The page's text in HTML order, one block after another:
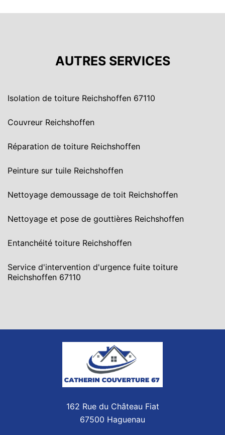
AUTRES SERVICES
Isolation de toiture Reichshoffen 67110
Couvreur Reichshoffen
Réparation de toiture Reichshoffen
Peinture sur tuile Reichshoffen
Nettoyage demoussage de toit Reichshoffen
Nettoyage et pose de gouttières Reichshoffen
Entanchéité toiture Reichshoffen
Service d'intervention d'urgence fuite toiture
Reichshoffen 67110
162 Rue du Château Fiat
67500 Haguenau